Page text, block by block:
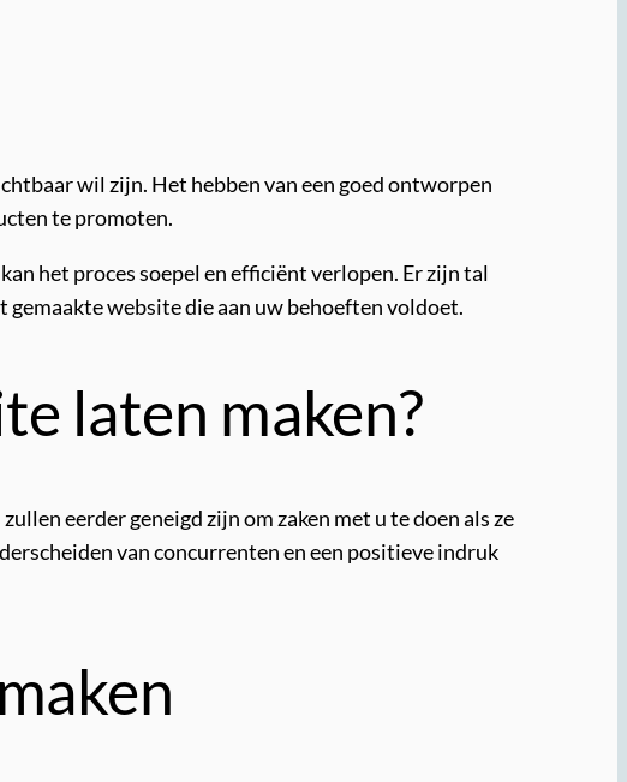
wil zijn. Het hebben van een goed ontworpen
te promoten.
het proces soepel en efficiënt verlopen. Er zijn tal
gemaakte website die aan uw behoeften voldoet.
laten maken?
eerder geneigd zijn om zaken met u te doen als ze
van concurrenten en een positieve indruk